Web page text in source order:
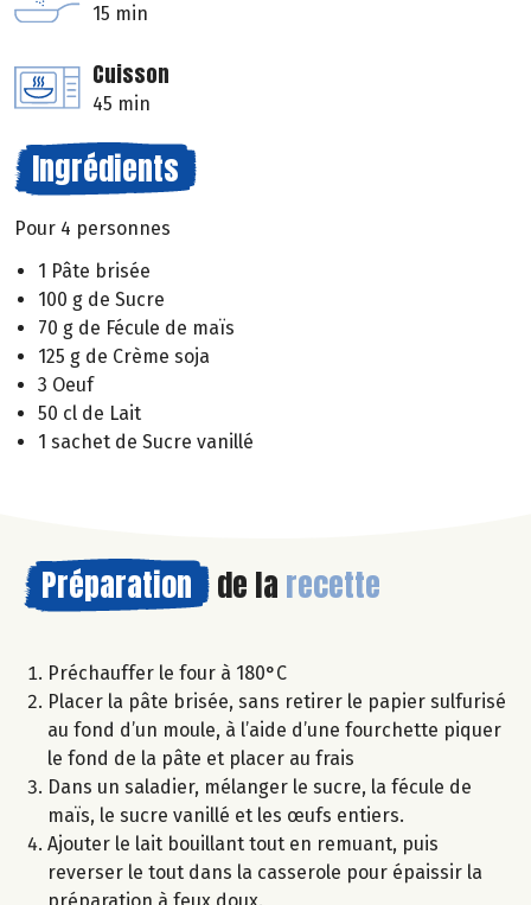
15 min
Cuisson
45 min
Ingrédients
Pour 4 personnes
1 Pâte brisée
100 g de Sucre
70 g de Fécule de maïs
125 g de Crème soja
3 Oeuf
50 cl de Lait
1 sachet de Sucre vanillé
Préparation de la recette
Préchauffer le four à 180°C
Placer la pâte brisée, sans retirer le papier sulfurisé
au fond d’un moule, à l’aide d’une fourchette piquer
le fond de la pâte et placer au frais
Dans un saladier, mélanger le sucre, la fécule de
maïs, le sucre vanillé et les œufs entiers.
Ajouter le lait bouillant tout en remuant, puis
reverser le tout dans la casserole pour épaissir la